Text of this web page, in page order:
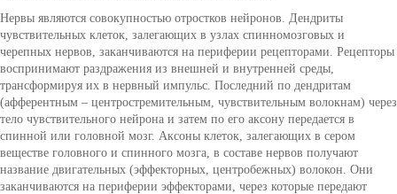
Нервы являются совокупностью отростков нейронов. Дендриты
чувствительных клеток, залегающих в узлах спинномозговых и
черепных нервов, заканчиваются на периферии рецепторами. Рецепторы
воспринимают раздражения из внешней и внутренней среды,
трансформируя их в нервный импульс. Последний по дендритам
(афферентным – центростремительным, чувствительным волокнам) через
тело чувствительного нейрона и затем по его аксону передается в
спинной или головной мозг. Аксоны клеток, залегающих в сером
веществе головного и спинного мозга, в составе нервов получают
название двигательных (эффекторных, центробежных) волокон. Они
заканчиваются на периферии эффекторами, через которые передают